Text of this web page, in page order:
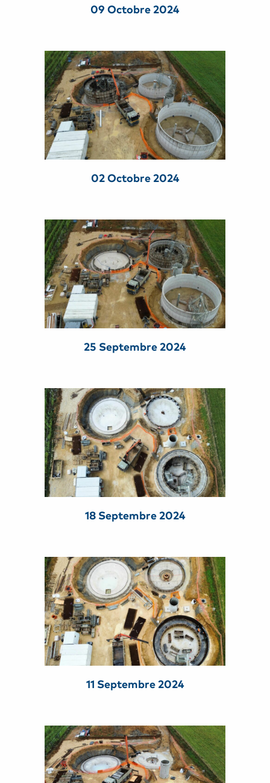
09 Octobre 2024
02 Octobre 2024
25 Septembre 2024
18 Septembre 2024
11 Septembre 2024